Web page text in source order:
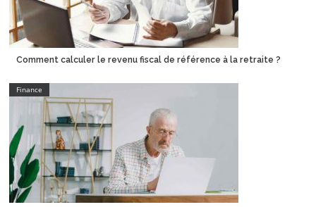
Comment calculer le revenu fiscal de référence à la retraite ?
Finance